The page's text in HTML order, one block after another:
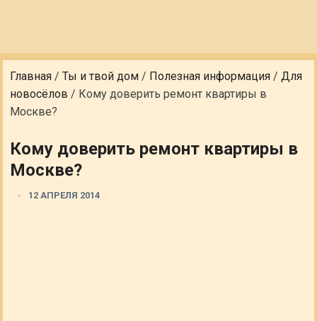
Главная /Ты и твой дом / Полезная информация /Для
новосёлов / Кому доверить ремонт квартиры в
Москве?
Кому доверить ремонт квартиры в
Москве?
12 АПРЕЛЯ 2014